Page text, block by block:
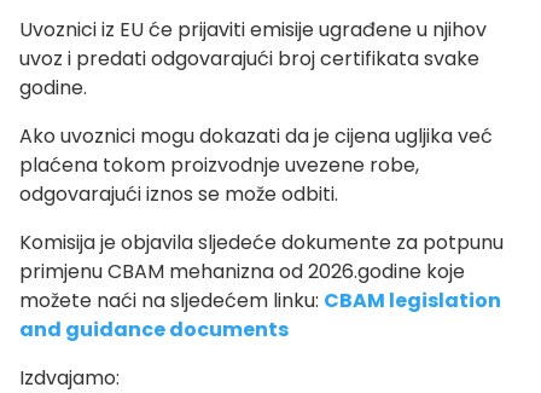
Uvoznici iz EU će prijaviti emisije ugrađene u njihov
uvoz i predati odgovarajući broj certifikata svake
godine.
Ako uvoznici mogu dokazati da je cijena ugljika već
plaćena tokom proizvodnje uvezene robe,
odgovarajući iznos se može odbiti.
Komisija je objavila sljedeće dokumente za potpunu
primjenu CBAM mehanizna od 2026.godine koje
možete naći na sljedećem linku: CBAM legislation
and guidance documents
Izdvajamo: